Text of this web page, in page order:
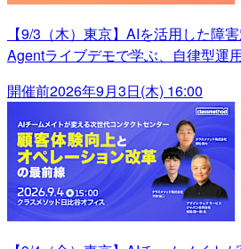
【9/3（木）東京】AIを活用した障
Agentライブデモで学ぶ、自律型運
開催前2026年9月3日(木) 16:00